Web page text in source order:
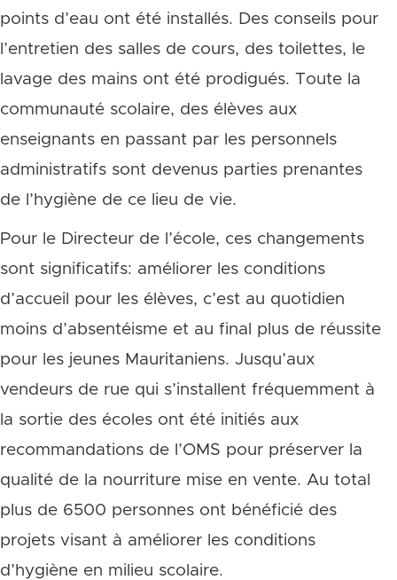
points d’eau ont été installés. Des conseils pour
l’entretien des salles de cours, des toilettes, le
lavage des mains ont été prodigués. Toute la
communauté scolaire, des élèves aux
enseignants en passant par les personnels
administratifs sont devenus parties prenantes
de l’hygiène de ce lieu de vie.
Pour le Directeur de l’école, ces changements
sont significatifs: améliorer les conditions
d’accueil pour les élèves, c’est au quotidien
moins d’absentéisme et au final plus de réussite
pour les jeunes Mauritaniens. Jusqu’aux
vendeurs de rue qui s’installent fréquemment à
la sortie des écoles ont été initiés aux
recommandations de l’OMS pour préserver la
qualité de la nourriture mise en vente. Au total
plus de 6500 personnes ont bénéficié des
projets visant à améliorer les conditions
d’hygiène en milieu scolaire.